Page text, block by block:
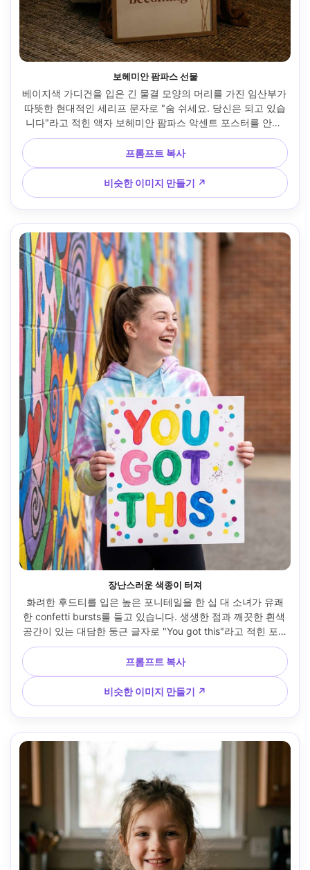
보헤미안 팜파스 선물
베이지색 가디건을 입은 긴 물결 모양의 머리를 가진 임산부가
따뜻한 현대적인 세리프 문자로 "숨 쉬세요. 당신은 되고 있습
니다"라고 적힌 액자 보헤미안 팜파스 악센트 포스터를 안고
있으며, 중립적인 직물이 있는 아늑한 보육원에서 촬영, 골든
아워 사이드 라이트, 소니 A7III, 35mm f/1.8, 수직 3/4 촬영,
친밀한 희망적인 분위기, 사실적인 피부 질감, 자연스러운 그
림자, 편집 품질, 날카로운 초점 --ar 4:5
프롬프트 복사
비슷한 이미지 만들기 ↗
장난스러운 색종이 터져
화려한 후드티를 입은 높은 포니테일을 한 십 대 소녀가 유쾌
한 confetti bursts를 들고 있습니다. 생생한 점과 깨끗한 흰색
공간이 있는 대담한 둥근 글자로 "You got this"라고 적힌 포스
터, 학교 벽 벽화 근처에서 야외에서 촬영, 밝은 흐린 빛,
Fujifilm X-T5, 56mm f/1.2, 수직 허리 프레임, 활기찬 분위기,
사실적인 피부 질감, 선명한 프린트 가장자리, 고해상도, 강렬
한 색상 등급 --ar 4:5
프롬프트 복사
비슷한 이미지 만들기 ↗